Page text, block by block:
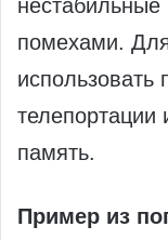
помехами. Для
использовать
память.
Пример из